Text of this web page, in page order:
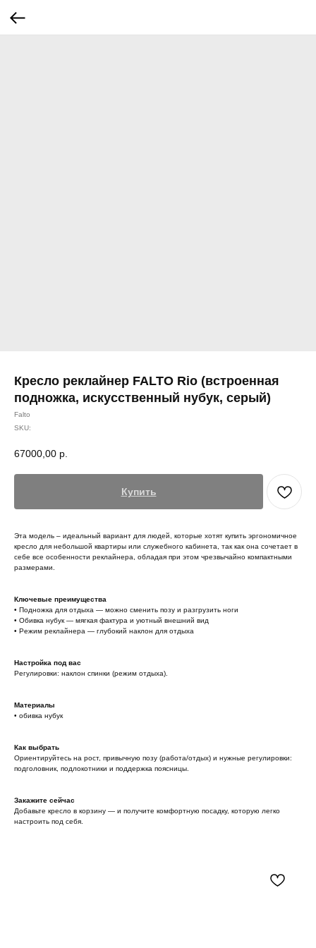
Кресло реклайнер FALTO Rio (встроенная
подножка, искусственный нубук, серый)
Falto
SKU:
67000,00 р.
Купить
Эта модель – идеальный вариант для людей, которые хотят купить эргономичное
кресло для небольшой квартиры или служебного кабинета, так как она сочетает в
себе все особенности реклайнера, обладая при этом чрезвычайно компактными
размерами.
Ключевые преимущества
• Подножка для отдыха — можно сменить позу и разгрузить ноги
• Обивка нубук — мягкая фактура и уютный внешний вид
• Режим реклайнера — глубокий наклон для отдыха
Настройка под вас
Регулировки: наклон спинки (режим отдыха).
Материалы
• обивка нубук
Как выбрать
Ориентируйтесь на рост, привычную позу (работа/отдых) и нужные регулировки:
подголовник, подлокотники и поддержка поясницы.
Закажите сейчас
Добавьте кресло в корзину — и получите комфортную посадку, которую легко
настроить под себя.